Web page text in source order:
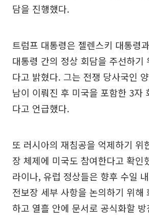
담을 진행했다.
트럼프 대통령은 젤렌스키 대통령
대통령 간의 정상 회담을 주선하기
다고 밝혔다. 그는 전쟁 당사국인
남이 이뤄진 후 미국을 포함한 3자
다고 언급했다.
또 러시아의 재침공을 억제하기 위
장 체제에 미국도 참여한다고 확인
라이나, 유럽 정상들은 향후 수일
전보장 세부 사항을 논의하기 위해
하고 열흘 안에 문서로 공식화할 방